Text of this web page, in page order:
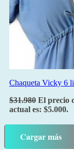
Chaqueta Vicky 6
$31.980 El precio
actual es: $5.000.
Cargar más